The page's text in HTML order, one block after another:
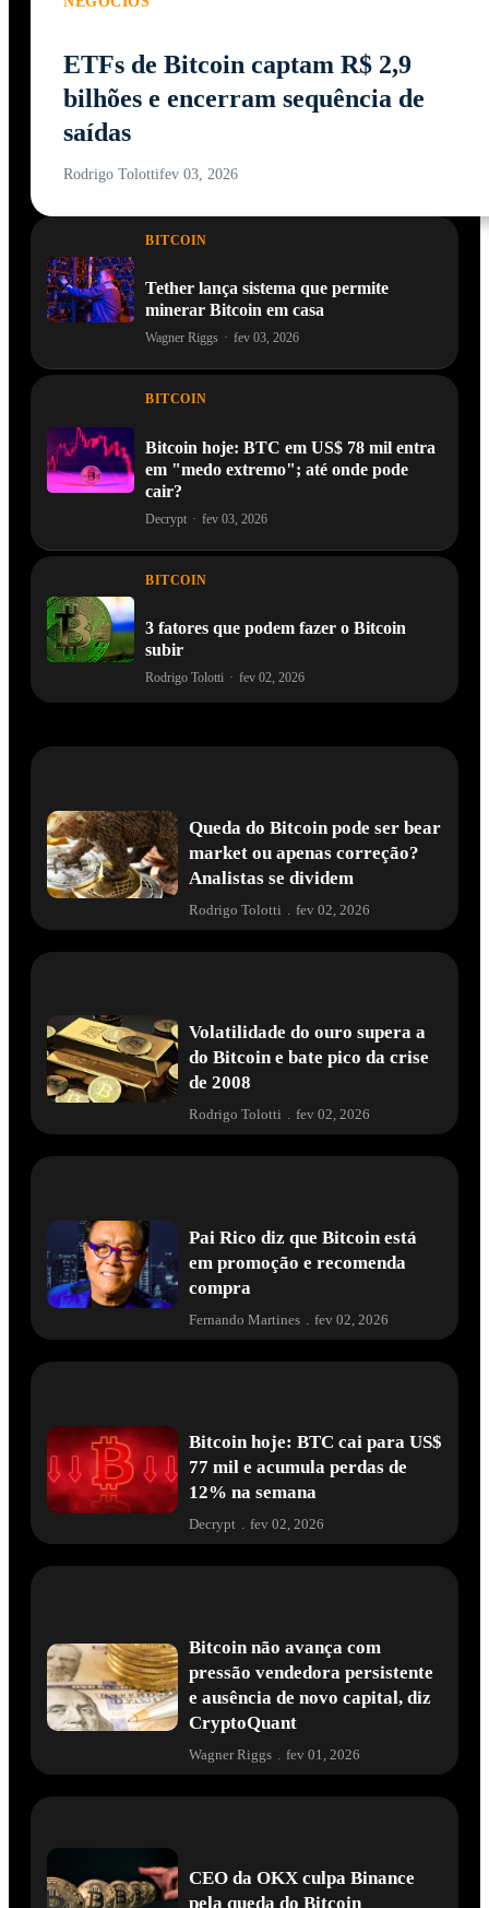
ETFs de Bitcoin captam R$ 2,9
bilhões e encerram sequência de
saídas
Rodrigo Tolottifev 03, 2026
BITCOIN
Tether lança sistema que permite
minerar Bitcoin em casa
Wagner Riggs · fev 03, 2026
BITCOIN
Bitcoin hoje: BTC em US$ 78 mil entra
em "medo extremo"; até onde pode
cair?
Decrypt · fev 03, 2026
BITCOIN
3 fatores que podem fazer o Bitcoin
subir
Rodrigo Tolotti · fev 02, 2026
Queda do Bitcoin pode ser bear
market ou apenas correção?
Analistas se dividem
Rodrigo Tolotti fev 02, 2026
Volatilidade do ouro supera a
do Bitcoin e bate pico da crise
de 2008
Rodrigo Tolotti . fev 02, 2026
Pai Rico diz que Bitcoin está
em promoção e recomenda
compra
Fernando Martines fev 02, 2026
Bitcoin hoje: BTC cai para US$
77 mil e acumula perdas de
12% na semana
Decrypt . fev 02, 2026
Bitcoin não avança com
pressão vendedora persistente
e ausência de novo capital, diz
CryptoQuant
Wagner Riggs . fev 01, 2026
CEO da OKX culpa Binance
pela queda do Bitcoin